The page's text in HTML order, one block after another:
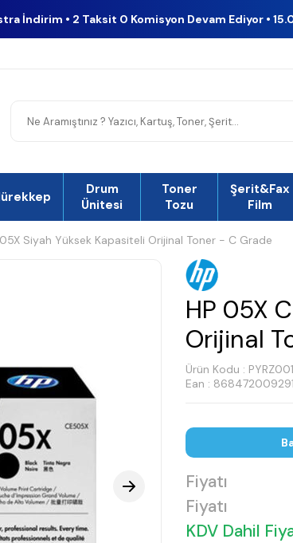
İndirim • 2 Taksit 0 Komisyon Devam Ediyor •
Drum
Ünitesi
Toner
Tozu
Şerit&Fax
Film
Siyah Yüksek Kapasiteli Orijinal Toner - C Grade
HP 05X
Orijinal
Ürün Kodu :
Ean :
Fiyatı
Fiyatı
KDV Dahil